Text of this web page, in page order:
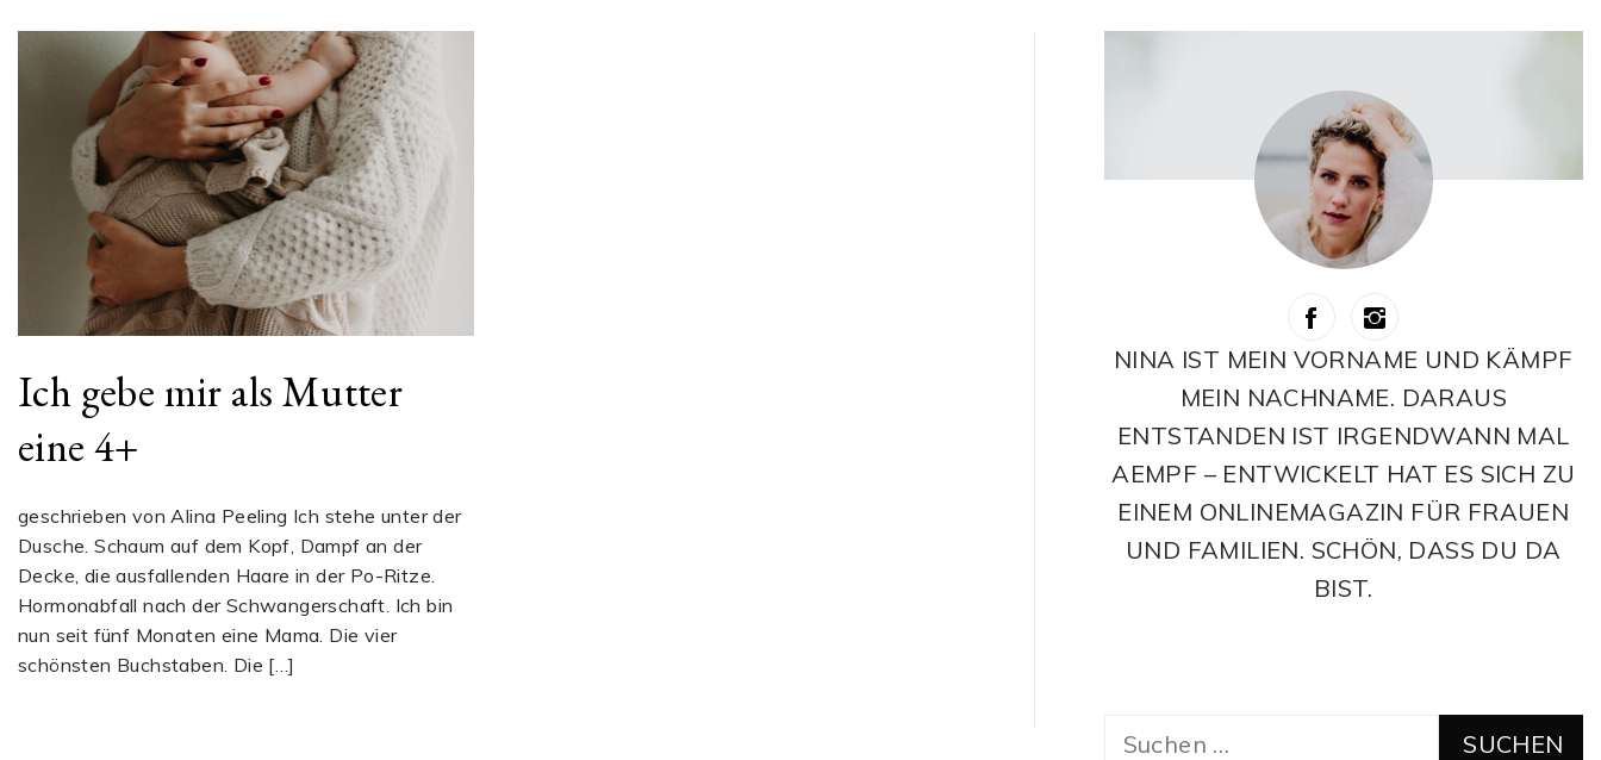
Ich gebe mir als Mutter
eine 4+
geschrieben von Alina Peeling Ich stehe unter der
Dusche. Schaum auf dem Kopf, Dampf an der
Decke, die ausfallenden Haare in der Po-Ritze.
Hormonabfall nach der Schwangerschaft. Ich bin
nun seit fünf Monaten eine Mama. Die vier
schönsten Buchstaben. Die […]
NINA IST MEIN VORNAME UND KÄMPF
MEIN NACHNAME. DARAUS
ENTSTANDEN IST IRGENDWANN MAL
AEMPF – ENTWICKELT HAT ES SICH ZU
EINEM ONLINEMAGAZIN FÜR FRAUEN
UND FAMILIEN. SCHÖN, DASS DU DA
BIST.
Suchen